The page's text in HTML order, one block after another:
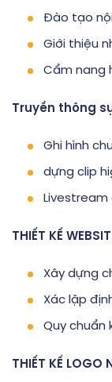
Đào tạo
Giới thiệu
Cẩm nang
Truyền thông
Ghi hình
dựng clip
Livestream
THIẾT KẾ
Xây dựng
Xác lập
Quy chuẩn
THIẾT KẾ LOGO